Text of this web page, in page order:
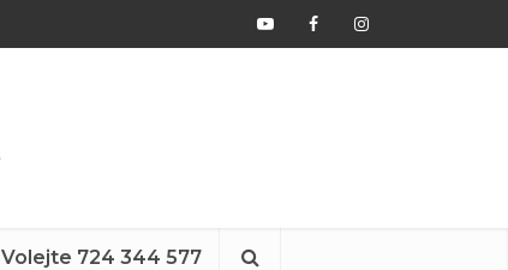
Volejte 724 344 577